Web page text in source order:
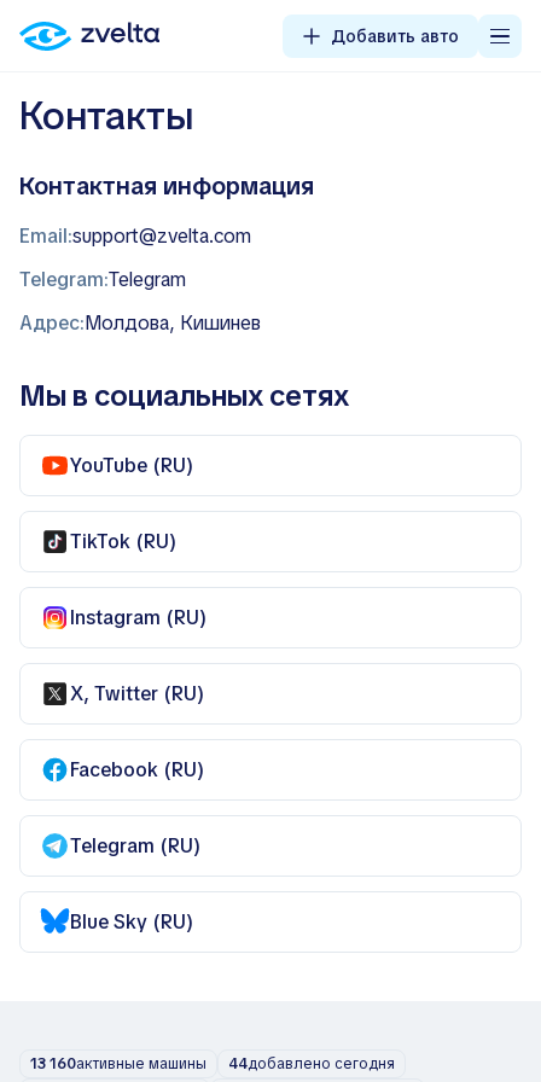
Добавить авто
Контакты
Контактная информация
Email:support@zvelta.com
Telegram:Telegram
Адрес:Молдова, Кишинев
Мы в социальных сетях
YouTube (RU)
TikTok (RU)
Instagram (RU)
X, Twitter (RU)
Facebook (RU)
Telegram (RU)
Blue Sky (RU)
13 160активные машины 44добавлено сегодня